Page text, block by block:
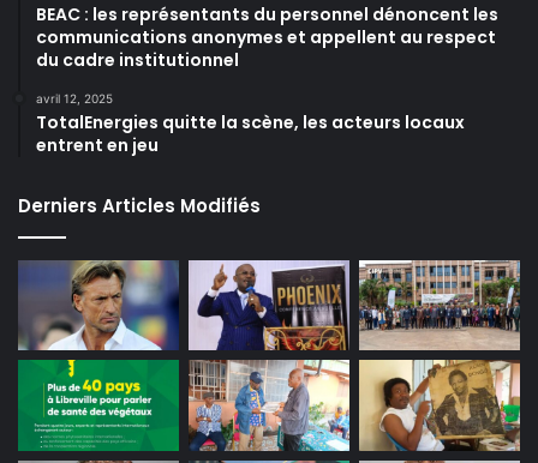
BEAC : les représentants du personnel dénoncent les
communications anonymes et appellent au respect
du cadre institutionnel
avril 12, 2025
TotalEnergies quitte la scène, les acteurs locaux
entrent en jeu
Derniers Articles Modifiés